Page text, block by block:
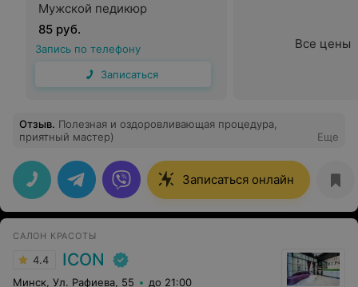
Мужской педикюр
85 руб.
Запись по телефону
Записаться
Все цены
Отзыв. Полезная и оздоровливающая процедура,
приятный мастер)
Еще
Записаться онлайн
САЛОН КРАСОТЫ
4.4 ICON
Минск, Ул. Рафиева, 55 до 21:00